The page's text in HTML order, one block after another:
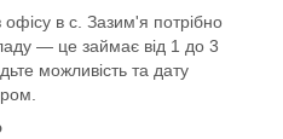
в с. Зазим'я потрібно
— це займає від 1 до 3
можливість та дату